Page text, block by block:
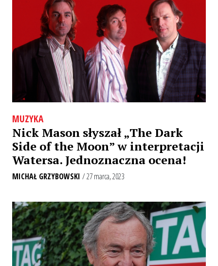
MUZYKA
Nick Mason słyszał „The Dark
Side of the Moon” w interpretacji
Watersa. Jednoznaczna ocena!
MICHAŁ GRZYBOWSKI / 27 marca, 2023